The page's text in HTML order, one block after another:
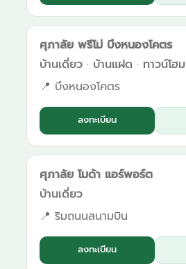
ศุภาลัย พรีโม่ บึงหนองโคตร
บ้านเดี่ยว · บ้านแฝด · ทาวน์โฮม
📍 บึงหนองโคตร
ลงทะเบียน
ศุภาลัย โมด้า แอร์พอร์ต
บ้านเดี่ยว
📍 ริมถนนสนามบิน
ลงทะเบียน